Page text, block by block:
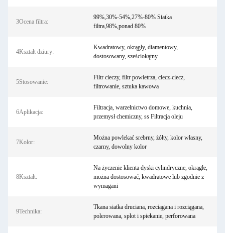
3Ocena filtra:
99%,30%-54%,27%-80% Siatka
filtra,98%,ponad 80%
4Kształt dziury:
Kwadratowy, okrągły, diamentowy,
dostosowany, sześciokątny
5Stosowanie:
Filtr cieczy, filtr powietrza, ciecz-ciecz,
filtrowanie, sztuka kawowa
6Aplikacja:
Filtracja, warzelnictwo domowe, kuchnia,
przemysł chemiczny, ss Filtracja oleju
7Kolor:
Można powlekać srebrny, żółty, kolor własny,
czarny, dowolny kolor
8Kształt:
Na życzenie klienta dyski cylindryczne, okrągłe,
można dostosować, kwadratowe lub zgodnie z
wymagani
9Technika:
Tkana siatka druciana, rozciągana i rozciągana,
polerowana, splot i spiekanie, perforowana